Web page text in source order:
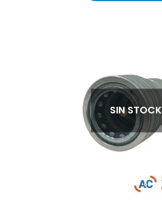
SIN STOCK